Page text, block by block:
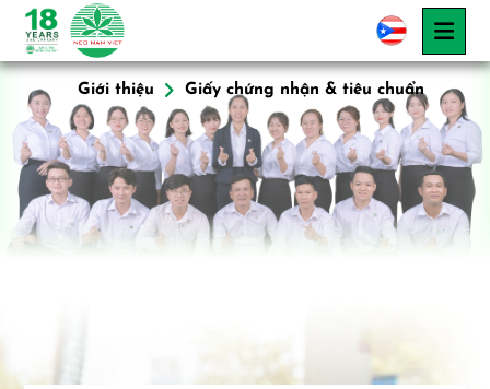
CHỨNG NHẬN VÀ TIÊU CHUẨN SẢN
Giới thiệu Giấy chứng nhận & tiêu chuẩn